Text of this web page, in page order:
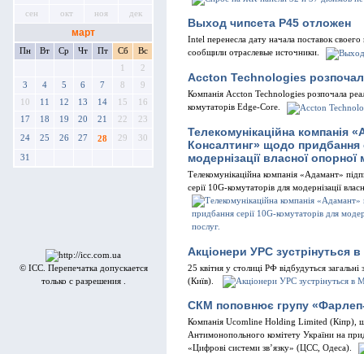
сен окт ноя дек
март
Пн Вт Ср Чт Пт Сб
Вс
1
2
3
4 5 6 7 8
9
10
11 12 13 14 15
16
17
18 19 20 21 22 23
24 25 26 27 28 29 30
31
© ICC. Перепечатка допускается
только с разрешения .
Выход чипсета Р45 отложен
Intel перенесла дату начала поставок
сообщили отраслевые источники.
Accton Technologies
Компанія Accton Technologies розпочала
комутаторів Edge-Core.
Телекомунікаційна компанія
Консалтинг» щодо придбання
модернізації власної
Телекомунікаційна компанія «Адамант»
серії 10G-комутаторів для модернізації
Акціонери УРС зустрінуться
25 квітня у столиці РФ відбудуться
(Київ).
СКМ поповнює групу
Компанія Ucomline Holding Limited (Кіпр),
Антимонопольного комітету України на
«Цифрові системи зв’язку» (ЦСС, Одеса).